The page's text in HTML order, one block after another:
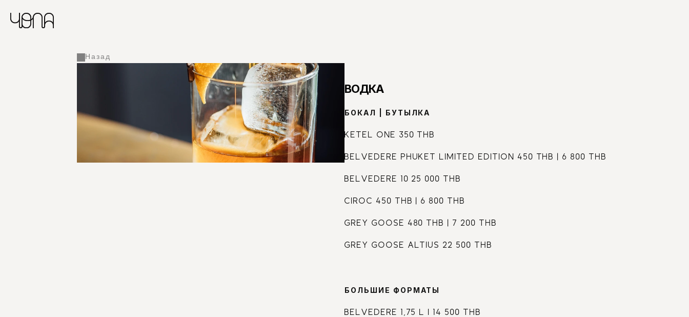
Назад
ВОДКА
БОКАЛ | БУТЫЛКА
KETEL ONE 350 THB
BELVEDERE PHUKET LIMITED EDITION 450 THB | 6 800 THB
BELVEDERE 10 25 000 THB
CIROC 450 THB | 6 800 THB
GREY GOOSE 480 THB | 7 200 THB
GREY GOOSE ALTIUS 22 500 THB
БОЛЬШИЕ ФОРМАТЫ
BELVEDERE 1,75 L I 14 500 THB